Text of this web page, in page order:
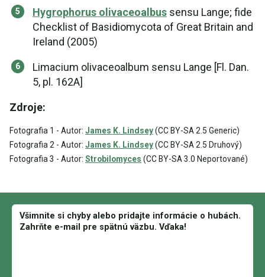
Hygrophorus olivaceoalbus sensu Lange; fide
Checklist of Basidiomycota of Great Britain and
Ireland (2005)
Limacium olivaceoalbum sensu Lange [Fl. Dan.
5, pl. 162A]
Zdroje:
Fotografia 1 - Autor: James K. Lindsey(CC BY-SA 2.5 Generic)
Fotografia 2 - Autor: James K. Lindsey(CC BY-SA 2.5 Druhový)
Fotografia 3 - Autor: Strobilomyces (CC BY-SA 3.0 Neportované)